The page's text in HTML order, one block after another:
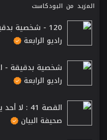
المزيد من البودكاست
120 - شخصية بدقيقة - مايكل جوردان
راديو الرابعة
شخصية بدقيقة -
راديو الرابعة
القصة 41 : لا أحد يربح في الحرب
صحيفة البيان